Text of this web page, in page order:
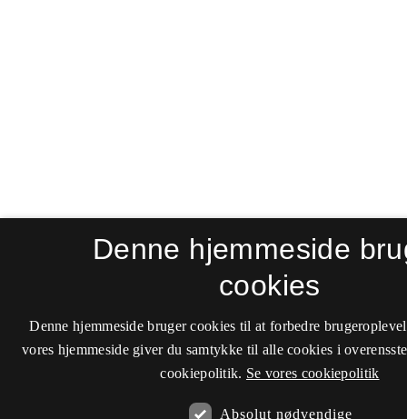
Denne hjemmeside
cookies
Denne hjemmeside bruger cookies til at forbedre
vores hjemmeside giver du samtykke til alle cookies i
cookiepolitik. Se vores cookiepolitik
Absolut nødvendige